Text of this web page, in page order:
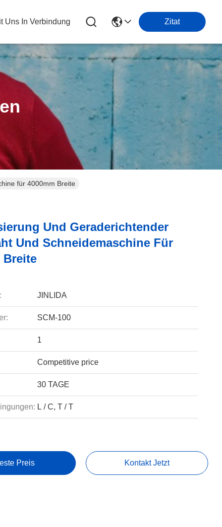
Uns In Verbindung Zitat
für 4000mm Breite
Und Geraderichtender
Und Schneidemaschine Für
Breite
JINLIDA
SCM-100
1
Competitive price
30 TAGE
L / C, T / T
Preis Kontakt Jetzt